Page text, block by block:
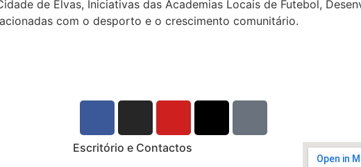
de Elvas, Iniciativas das Academias Locais de Futebol,
com o desporto e o crescimento comunitário.
Escritório e Contactos